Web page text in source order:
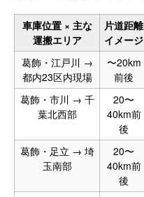
車庫位置 × 主な
運搬エリア
片道距離
イメージ
葛飾・江戸川 →
都内23区内現場
〜20km
前後
葛飾・市川 → 千
葉北西部
20〜
40km前
後
葛飾・足立 → 埼
玉南部
20〜
40km前
後